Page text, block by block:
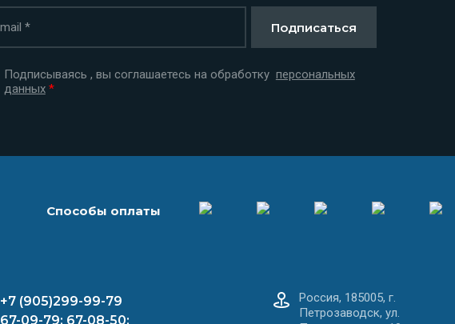
Подписываясь , вы соглашаетесь на обработку персональных
данных *
Подписаться
Способы оплаты
+7 (905)299-99-79
67-09-79; 67-08-50;
Россия, 185005, г.
Петрозаводск, ул.